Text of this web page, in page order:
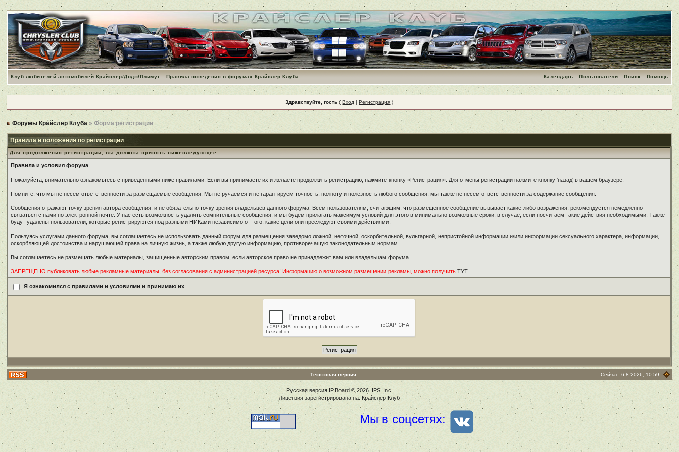
Клуб любителей автомобилей Крайслер/Додж/Плимут Правила поведения в форумах Крайслер Клуба. Помощь
Поиск
Пользователи
Календарь
Здравствуйте, гость (Вход |Регистрация )
Форумы Крайслер Клуба » Форма регистрации
Правила и положения по регистрации
Для продолжения регистрации, вы должны принять нижеследующее:
Правила и условия форума
Пожалуйста, внимательно ознакомьтесь с приведенными ниже правилами. Если вы принимаете их и желаете продолжить регистрацию, нажмите кнопку «Регистрация». Для отмены регистрации нажмите кнопку 'назад' в вашем браузере.
Помните, что мы не несем ответственности за размещаемые сообщения. Мы не ручаемся и не гарантируем точность, полноту и полезность любого сообщения, мы также не несем ответственности за содержание сообщения.
Сообщения отражают точку зрения автора сообщения, и не обязательно точку зрения владельцев данного форума. Всем пользователям, считающим, что размещенное сообщение вызывает какие-либо возражения, рекомендуется немедленно
связаться с нами по электронной почте. У нас есть возможность удалять сомнительные сообщения, и мы будем прилагать максимум условий для этого в минимально возможные сроки, в случае, если посчитаем такие действия необходимыми. Также
будут удалены пользователи, которые регистрируются под разными НИКами независимо от того, какие цели они преследуют своими действиями.
Пользуясь услугами данного форума, вы соглашаетесь не использовать данный форум для размещения заведомо ложной, неточной, оскорбительной, вульгарной, непристойной информации и/или информации сексуального характера, информации,
оскорбляющей достоинства и нарушающей права на личную жизнь, а также любую другую информацию, противоречащую законодательным нормам.
Вы соглашаетесь не размещать любые материалы, защищенные авторским правом, если авторское право не принадлежит вам или владельцам форума.
ЗАПРЕЩЕНО публиковать любые рекламные материалы, без согласования с администрацией ресурса! Информацию о возможном размещении рекламы, можно получитьТУТ
Я ознакомился с правилами и условиями и принимаю их
Текстовая версия Сейчас: 6.8.2026, 10:59
Русская версия IP.Board© 2026 IPS, Inc
Лицензия зарегистрирована на: Крайслер Клуб
Мы в соцсетях: